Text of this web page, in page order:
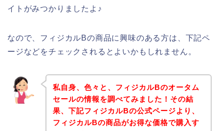
イトがみつかりましたよ♪
なので、フィジカルBの商品に興味のある方は、下記ペ
ージなどをチェックされるとよいかもしれません。
私自身、色々と、フィジカルBのオータム
セールの情報を調べてみました！その結
果、下記フィジカルBの公式ページより、
フィジカルBの商品がお得な価格で購入す